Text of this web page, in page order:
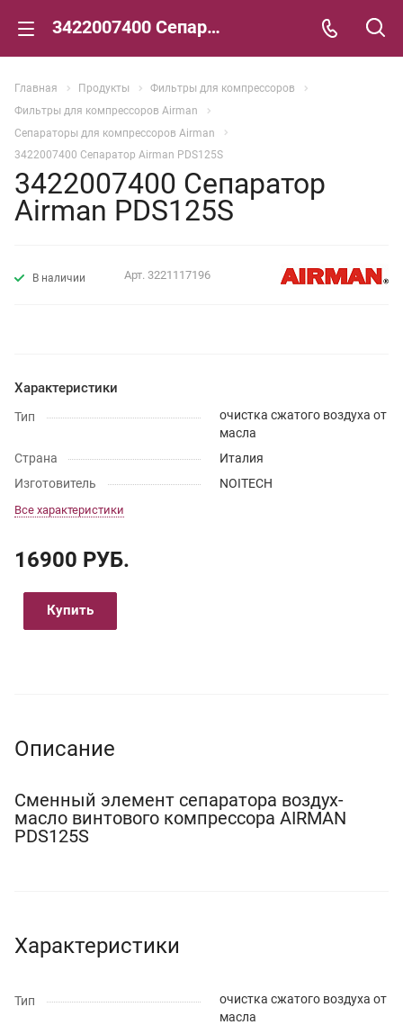
3422007400 Сепаратор Airman PDS125S
Главная Продукты
Фильтры для компрессоров
Фильтры для компрессоров Airman
Сепараторы для компрессоров Airman
3422007400 Сепаратор Airman PDS125S
3422007400 Сепаратор
Airman PDS125S
В наличии Арт. 3221117196
Характеристики
Тип
очистка сжатого воздуха от
масла
Страна
Италия
Изготовитель
NOITECH
Все характеристики
16900 РУБ.
Купить
Описание
Сменный элемент сепаратора воздух-
масло винтового компрессора AIRMAN
PDS125S
Характеристики
Тип
очистка сжатого воздуха от
масла